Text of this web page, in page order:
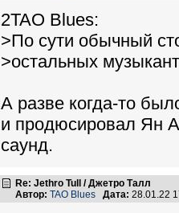
2TAO Blues:
>По сути обычный
>остальных
А разве когда-то
и продюсировал Ян
саунд.
Re: Jethro Tull / Джетро Талл
Автор: TAO Blues Дата: 28.01.22